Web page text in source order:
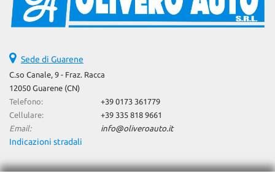
Sede di Guarene
C.so Canale, 9 - Fraz. Racca
12050 Guarene (CN)
Telefono:
+39 0173 361779
Cellulare:
+39 335 818 9661
Email:
info@oliveroauto.it
Indicazioni stradali